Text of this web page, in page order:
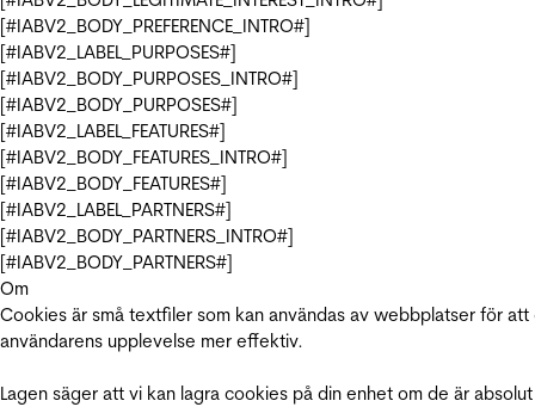
[#IABV2_BODY_PREFERENCE_INTRO#]
[#IABV2_LABEL_PURPOSES#]
[#IABV2_BODY_PURPOSES_INTRO#]
[#IABV2_BODY_PURPOSES#]
[#IABV2_LABEL_FEATURES#]
[#IABV2_BODY_FEATURES_INTRO#]
[#IABV2_BODY_FEATURES#]
[#IABV2_LABEL_PARTNERS#]
[#IABV2_BODY_PARTNERS_INTRO#]
[#IABV2_BODY_PARTNERS#]
Om
Cookies är små textfiler som kan användas av webbplatser för att
användarens upplevelse mer effektiv.
Lagen säger att vi kan lagra cookies på din enhet om de är absolut